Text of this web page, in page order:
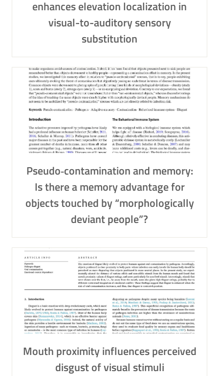
enhances elevation localization in
visual-to-auditory sensory
substitution
Pseudo‑contamination and memory:
Is there a memory advantage for
objects touched by “morphologically
deviant people”?
Mouth proximity influences perceived
disgust of visual stimuli